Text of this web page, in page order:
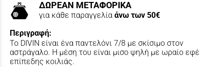
ΔΩΡΕΑΝ ΜΕΤΑΦΟΡΙΚΑ
για κάθε παραγγελία άνω των 50€
Περιγραφή:
Το DIVIN είναι ένα παντελόνι 7/8 με σκίσιμο στον
αστράγαλο. Η μέση του είναι μισο ψηλή με ωραίο εφέ
επίπεδης κοιλιάς.